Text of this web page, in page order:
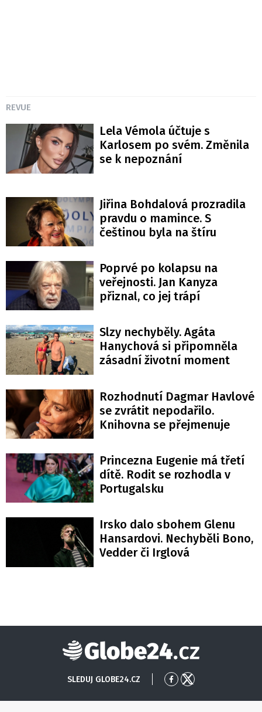
REVUE
Lela Vémola účtuje s
Karlosem po svém. Změnila
se k nepoznání
Jiřina Bohdalová prozradila
pravdu o mamince. S
češtinou byla na štíru
Poprvé po kolapsu na
veřejnosti. Jan Kanyza
přiznal, co jej trápí
Slzy nechyběly. Agáta
Hanychová si připomněla
zásadní životní moment
Rozhodnutí Dagmar Havlové
se zvrátit nepodařilo.
Knihovna se přejmenuje
Princezna Eugenie má třetí
dítě. Rodit se rozhodla v
Portugalsku
Irsko dalo sbohem Glenu
Hansardovi. Nechyběli Bono,
Vedder či Irglová
Globe24
SLEDUJ GLOBE24.CZ
Přejít
Facebook
Přejít
X